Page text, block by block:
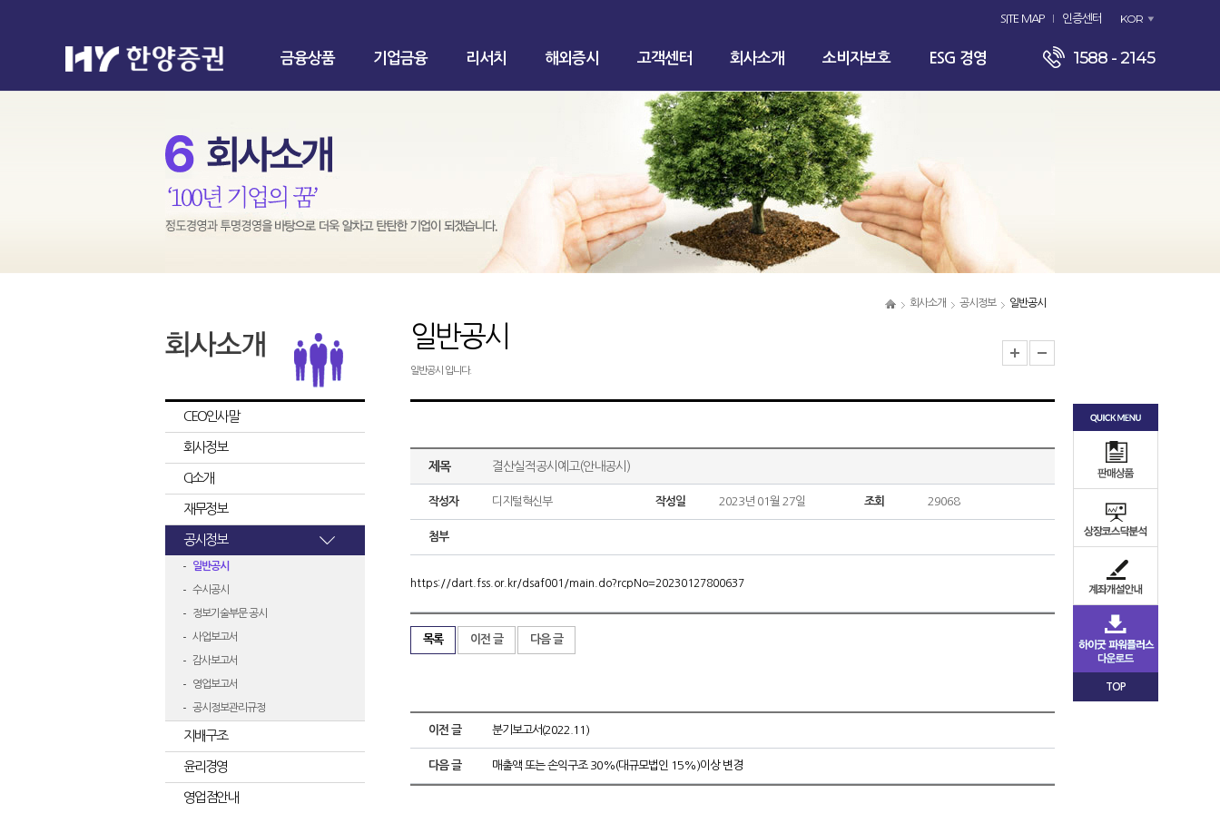
SITE MAP 인증센터 KOR
금융상품 기업금융 리서치 해외증시 고객센터 회사소개 소비자보호 ESG 경영 1588 - 2145
회사소개 공시정보 일반공시
CEO인사말
회사정보
CI소개
재무정보
공시정보
일반공시
수시공시
정보기술부문 공시
사업보고서
감사보고서
영업보고서
공시정보관리규정
지배구조
윤리경영
영업점안내
일반공시
일반공시 입니다.
제목 결산실적공시예고(안내공시)
작성자 디지털혁신부 작성일 2023년 01월 27일 조회 29068
첨부
https://dart.fss.or.kr/dsaf001/main.do?rcpNo=20230127800637
목록 이전 글 다음 글
이전 글 분기보고서(2022.11)
다음 글 매출액 또는 손익구조 30%(대규모법인 15%)이상 변경
TOP